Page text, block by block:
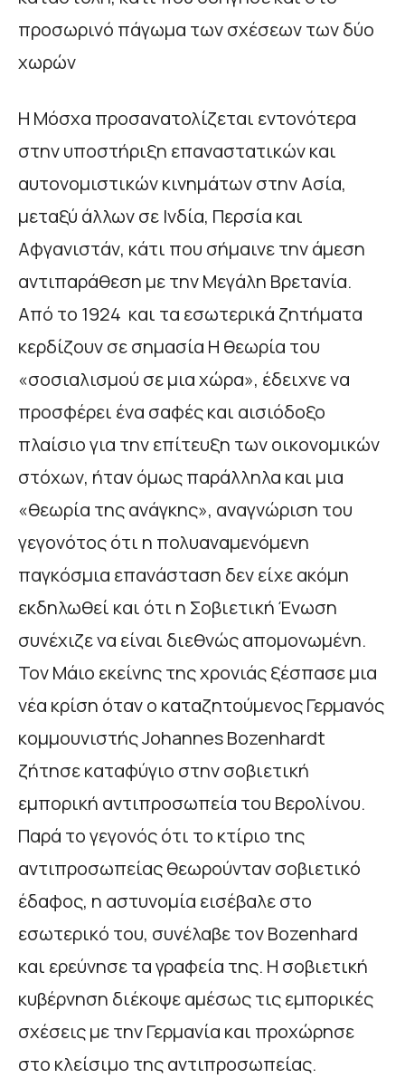
προσωρινό πάγωμα των σχέσεων των δύο
χωρών
Η Μόσχα προσανατολίζεται εντονότερα
στην υποστήριξη επαναστατικών και
αυτονομιστικών κινημάτων στην Ασία,
μεταξύ άλλων σε Ινδία, Περσία και
Αφγανιστάν, κάτι που σήμαινε την άμεση
αντιπαράθεση με την Μεγάλη Βρετανία.
Από το 1924 και τα εσωτερικά ζητήματα
κερδίζουν σε σημασία Η θεωρία του
«σοσιαλισμού σε μια χώρα», έδειχνε να
προσφέρει ένα σαφές και αισιόδοξο
πλαίσιο για την επίτευξη των οικονομικών
στόχων, ήταν όμως παράλληλα και μια
«θεωρία της ανάγκης», αναγνώριση του
γεγονότος ότι η πολυαναμενόμενη
παγκόσμια επανάσταση δεν είχε ακόμη
εκδηλωθεί και ότι η Σοβιετική Ένωση
συνέχιζε να είναι διεθνώς απομονωμένη.
Τον Μάιο εκείνης της χρονιάς ξέσπασε μια
νέα κρίση όταν ο καταζητούμενος Γερμανός
κομμουνιστής Johannes Bozenhardt
ζήτησε καταφύγιο στην σοβιετική
εμπορική αντιπροσωπεία του Βερολίνου.
Παρά το γεγονός ότι το κτίριο της
αντιπροσωπείας θεωρούνταν σοβιετικό
έδαφος, η αστυνομία εισέβαλε στο
εσωτερικό του, συνέλαβε τον Bozenhard
και ερεύνησε τα γραφεία της. Η σοβιετική
κυβέρνηση διέκοψε αμέσως τις εμπορικές
σχέσεις με την Γερμανία και προχώρησε
στο κλείσιμο της αντιπροσωπείας.